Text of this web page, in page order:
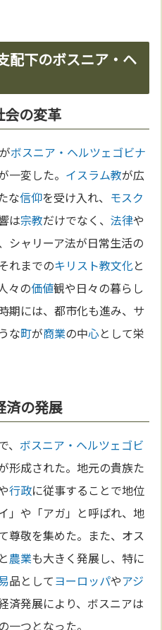
配下のボスニア・ヘ
会の変革
がボスニア・ヘルツェゴビナ
一変した。 イスラム教が広
な信仰を受け入れ、 モスク
は宗教だけでなく、法律や
シャリーア法が日常生活の
れまでのキリスト教文化と
々の価値観や日々の暮らし
期には、都市化も進み、サ
な町が商業の中心として栄
済の発展
ボスニア・ヘルツェゴビ
形成された。地元の貴族た
行政に従事することで地位
」や「アガ」と呼ばれ、地
尊敬を集めた。また、オス
と農業も大きく発展し、特に
品としてヨーロッパやアジ
済発展により、ボスニアは
一つとなった。